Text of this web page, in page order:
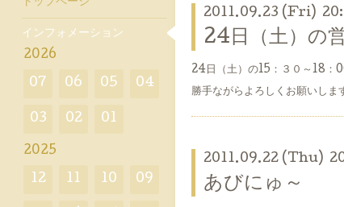
2011.09.23 (Fri)
24日（土）の
24日（土）の15：３０～18：
勝手ながらよろしくお願いしま
2011.09.22 (Thu)
あびにゅ～
インフォメーション
2026
07 06 05 04
03 02 01
2025
12 11 10 09